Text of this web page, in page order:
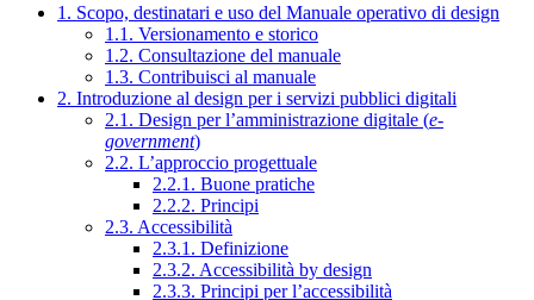
1. Scopo, destinatari e uso del Manuale operativo di design
1.1. Versionamento e storico
1.2. Consultazione del manuale
1.3. Contribuisci al manuale
2. Introduzione al design per i servizi pubblici digitali
2.1. Design per l’amministrazione digitale (e-
government)
2.2. L’approccio progettuale
2.2.1. Buone pratiche
2.2.2. Principi
2.3. Accessibilità
2.3.1. Definizione
2.3.2. Accessibilità by design
2.3.3. Principi per l’accessibilità